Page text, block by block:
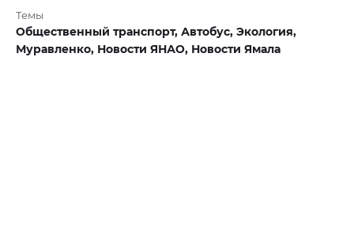
Темы
Общественный транспорт, Автобус, Экология,
Муравленко, Новости ЯНАО, Новости Ямала